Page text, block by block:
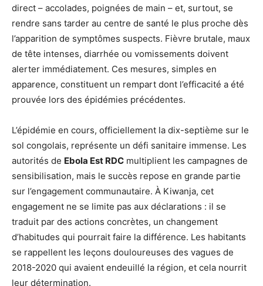
direct – accolades, poignées de main – et, surtout, se
rendre sans tarder au centre de santé le plus proche dès
l’apparition de symptômes suspects. Fièvre brutale, maux
de tête intenses, diarrhée ou vomissements doivent
alerter immédiatement. Ces mesures, simples en
apparence, constituent un rempart dont l’efficacité a été
prouvée lors des épidémies précédentes.
L’épidémie en cours, officiellement la dix-septième sur le
sol congolais, représente un défi sanitaire immense. Les
autorités de Ebola Est RDC multiplient les campagnes de
sensibilisation, mais le succès repose en grande partie
sur l’engagement communautaire. À Kiwanja, cet
engagement ne se limite pas aux déclarations : il se
traduit par des actions concrètes, un changement
d’habitudes qui pourrait faire la différence. Les habitants
se rappellent les leçons douloureuses des vagues de
2018-2020 qui avaient endeuillé la région, et cela nourrit
leur détermination.